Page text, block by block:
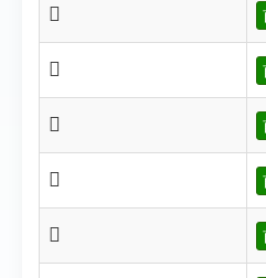
𦗀
𦗁
𦗂
𦗃
𦗊